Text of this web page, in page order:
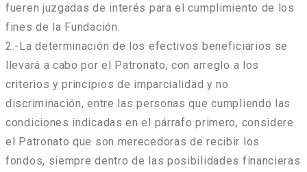
fueren juzgadas de interés para el cumplimiento de los
fines de la Fundación.
2.-La determinación de los efectivos beneficiarios se
llevará a cabo por el Patronato, con arreglo a los
criterios y principios de imparcialidad y no
discriminación, entre las personas que cumpliendo las
condiciones indicadas en el párrafo primero, considere
el Patronato que son merecedoras de recibir los
fondos, siempre dentro de las posibilidades financieras